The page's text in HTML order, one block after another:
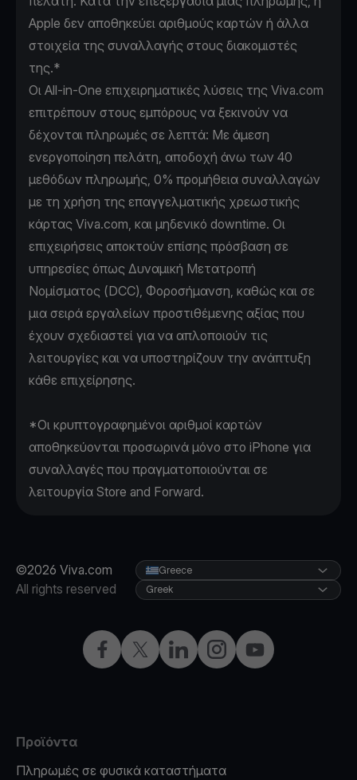
Apple δεν αποθηκεύει αριθμούς καρτών ή άλλα
στοιχεία της συναλλαγής στους διακομιστές
της.*
Οι Αll-in-Οne επιχειρηματικές λύσεις της Viva.com
επιτρέπουν στους εμπόρους να ξεκινούν να
δέχονται πληρωμές σε λεπτά: Με άμεση
ενεργοποίηση πελάτη, αποδοχή άνω των 40
μεθόδων πληρωμής, 0% προμήθεια συναλλαγών
με τη χρήση της επαγγελματικής χρεωστικής
κάρτας Viva.com, και μηδενικό downtime. Οι
επιχειρήσεις αποκτούν επίσης πρόσβαση σε
υπηρεσίες όπως Δυναμική Μετατροπή
Νομίσματος (DCC), Φοροσήμανση, καθώς και σε
μια σειρά εργαλείων προστιθέμενης αξίας που
έχουν σχεδιαστεί για να απλοποιούν τις
λειτουργίες και να υποστηρίζουν την ανάπτυξη
κάθε επιχείρησης.
*Οι κρυπτογραφημένοι αριθμοί καρτών
αποθηκεύονται προσωρινά μόνο στο iPhone για
συναλλαγές που πραγματοποιούνται σε
λειτουργία Store and Forward.
©2026 Viva.com
All rights reserved
Facebook
X LinkedInInstagramYouTube
Greece
Greek
Προϊόντα
Πληρωμές σε φυσικά καταστήματα